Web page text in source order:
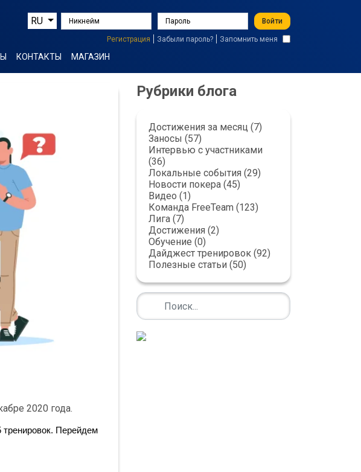
RU Войти
Регистрация Забыли пароль? Запомнить меня
КОНТАКТЫ МАГАЗИН
2020 года.
Перейдем
Рубрики блога
Достижения за месяц (7)
Заносы (57)
Интервью с участниками
(36)
Локальные события (29)
Новости покера (45)
Видео (1)
Команда FreeTeam (123)
Лига (7)
Достижения (2)
Обучение (0)
Дайджест тренировок (92)
Полезные статьи (50)